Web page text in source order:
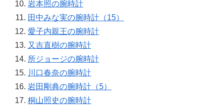
岩本照の腕時計
田中みな実の腕時計（15）
愛子内親王の腕時計
又吉直樹の腕時計
所ジョージの腕時計
川口春奈の腕時計
岩田剛典の腕時計（5）
桐山照史の腕時計